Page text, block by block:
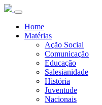
Home
Matérias
Ação Social
Comunicação
Educação
Salesianidade
História
Juventude
Nacionais